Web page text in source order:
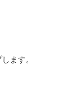
ます。